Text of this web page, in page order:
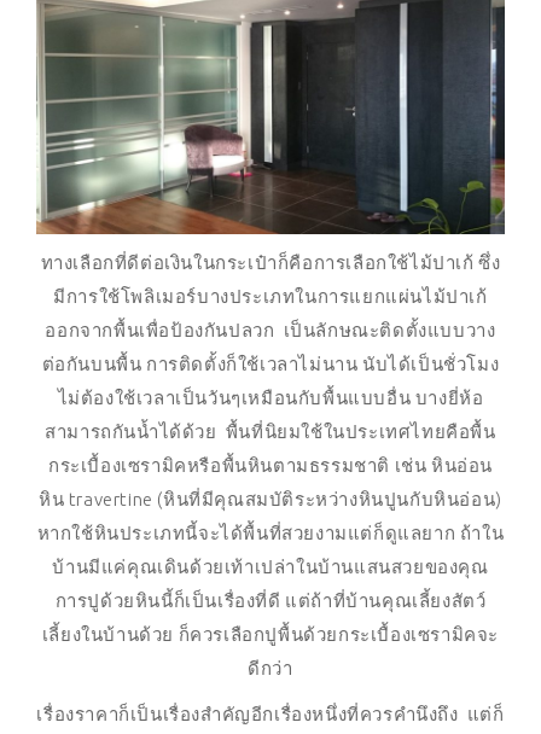
ทางเลือกที่ดีต่อเงินในกระเป๋าก็คือการเลือกใช้ไม้ปาเก้ ซึ่ง
มีการใช้โพลิเมอร์บางประเภทในการแยกแผ่นไม้ปาเก้
ออกจากพื้นเพื่อป้องกันปลวก เป็นลักษณะติดตั้งแบบวาง
ต่อกันบนพื้น การติดตั้งก็ใช้เวลาไม่นาน นับได้เป็นชั่วโมง
ไม่ต้องใช้เวลาเป็นวันๆเหมือนกับพื้นแบบอื่น บางยี่ห้อ
สามารถกันน้ำได้ด้วย พื้นที่นิยมใช้ในประเทศไทยคือพื้น
กระเบื้องเซรามิคหรือพื้นหินตามธรรมชาติ เช่น หินอ่อน
หิน travertine (หินที่มีคุณสมบัติระหว่างหินปูนกับหินอ่อน)
หากใช้หินประเภทนี้จะได้พื้นที่สวยงามแต่ก็ดูแลยาก ถ้าใน
บ้านมีแค่คุณเดินด้วยเท้าเปล่าในบ้านแสนสวยของคุณ
การปูด้วยหินนี้ก็เป็นเรื่องที่ดี แต่ถ้าที่บ้านคุณเลี้ยงสัตว์
เลี้ยงในบ้านด้วย ก็ควรเลือกปูพื้นด้วยกระเบื้องเซรามิคจะ
ดีกว่า
เรื่องราคาก็เป็นเรื่องสำคัญอีกเรื่องหนึ่งที่ควรคำนึงถึง แต่ก็